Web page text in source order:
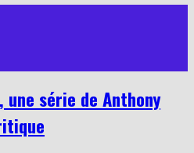
une série de Anthony